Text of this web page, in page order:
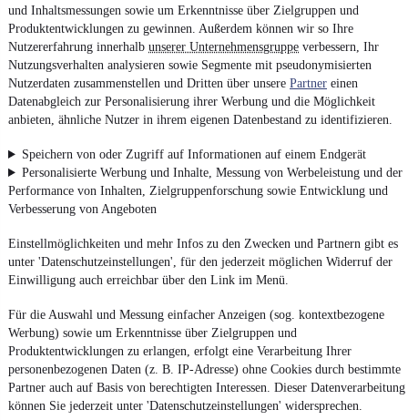
und Inhaltsmessungen sowie um Erkenntnisse über Zielgruppen und
Produktentwicklungen zu gewinnen. Außerdem können wir so Ihre
Nutzererfahrung innerhalb unserer Unternehmensgruppe verbessern, Ihr
Nutzungsverhalten analysieren sowie Segmente mit pseudonymisierten
Nutzerdaten zusammenstellen und Dritten über unsere Partner einen
Datenabgleich zur Personalisierung ihrer Werbung und die Möglichkeit
anbieten, ähnliche Nutzer in ihrem eigenen Datenbestand zu identifizieren.
Speichern von oder Zugriff auf Informationen auf einem Endgerät
Personalisierte Werbung und Inhalte, Messung von Werbeleistung und der
Performance von Inhalten, Zielgruppenforschung sowie Entwicklung und
Verbesserung von Angeboten
Einstellmöglichkeiten und mehr Infos zu den Zwecken und Partnern gibt es
unter 'Datenschutzeinstellungen', für den jederzeit möglichen Widerruf der
Einwilligung auch erreichbar über den Link im Menü.
Für die Auswahl und Messung einfacher Anzeigen (sog. kontextbezogene
Werbung) sowie um Erkenntnisse über Zielgruppen und
Produktentwicklungen zu erlangen, erfolgt eine Verarbeitung Ihrer
personenbezogenen Daten (z. B. IP-Adresse) ohne Cookies durch bestimmte
Partner auch auf Basis von berechtigten Interessen. Dieser Datenverarbeitung
können Sie jederzeit unter 'Datenschutzeinstellungen' widersprechen.